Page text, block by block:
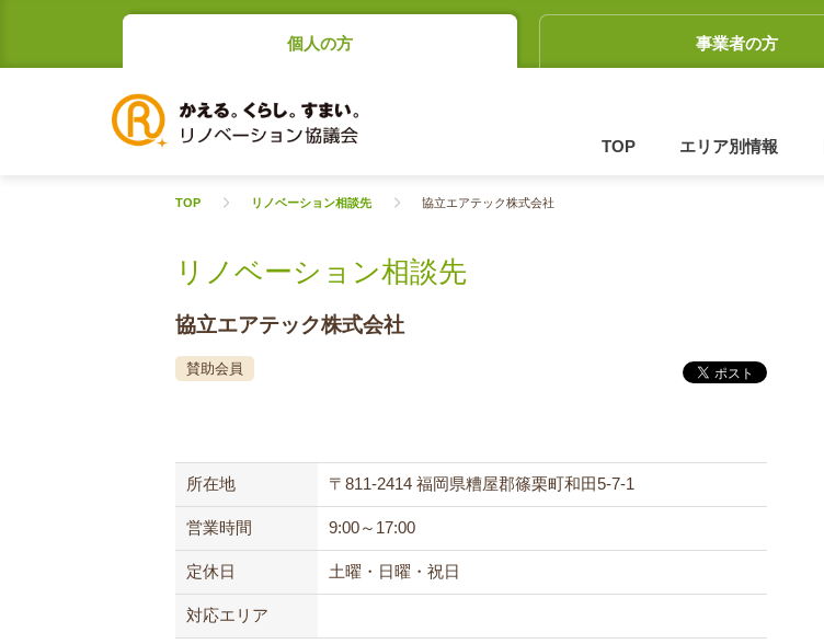
個人の方 事業者の方
TOP エリア別情報
TOP リノベーション相談先 協立エアテック株式会社
リノベーション相談先
協立エアテック株式会社
賛助会員
所在地 〒811-2414 福岡県糟屋郡篠栗町和田5-7-1
営業時間 9:00～17:00
定休日 土曜・日曜・祝日
対応エリア